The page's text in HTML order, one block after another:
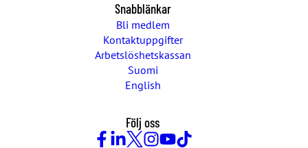
Snabblänkar
Bli medlem
Kontaktuppgifter
Arbetslöshetskassan
Suomi
English
Följ oss